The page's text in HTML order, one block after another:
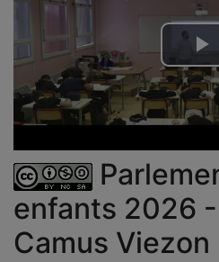
enfants 2026
Camus Viezon